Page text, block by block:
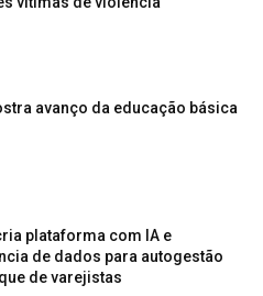
avanço da educação básica
plataforma com IA e
de dados para autogestão
de varejistas